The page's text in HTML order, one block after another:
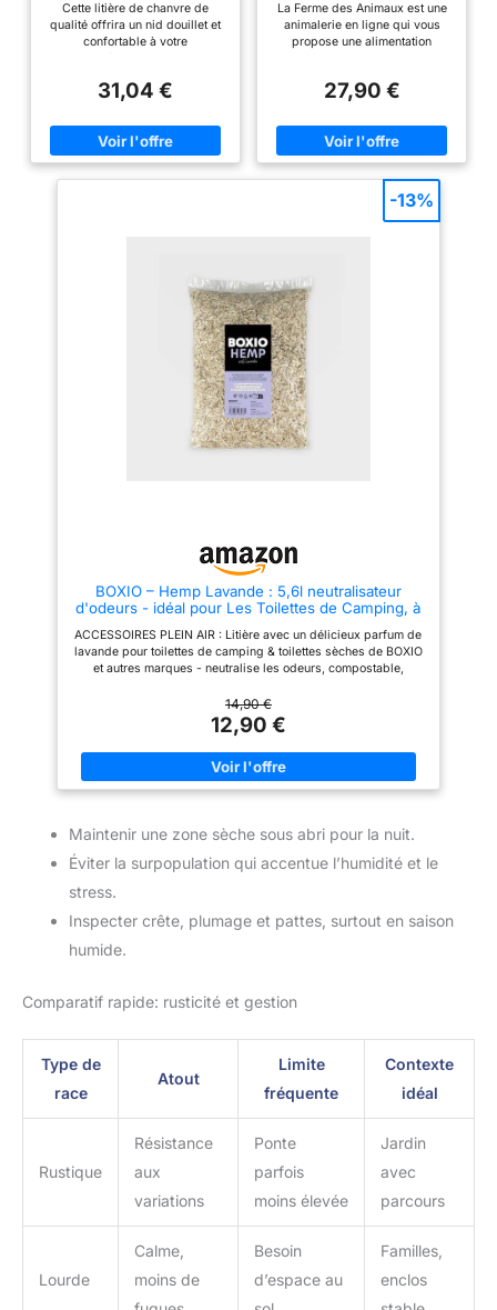
100 litres (10 kg)
Cette litière de chanvre de
qualité offrira un nid douillet et
confortable à votre
et facile d'utilisation, elle est
parfaite hygiène. Absorbe 5 fois
son volume et capte les odeurs.
Granulométrie fine pour une
souris... et volailles.
31,04 €
La Ferme des Animaux est une
animalerie en ligne qui vous
propose une alimentation
de compagnie. Vous retrouverez
aliments médicalisés pour chien
et pour chat. La Ferme des
Animaux est à votre disposition
choix de vos produits, de
l'arbre à chat à la cage de
transport pour chien. Chez La
Que ce soit pour l’alimentation,
jouet, toilettage, habitat,
hygiène, gamelle, nous
sélectionnons ce qu’il se fait de
27,90 €
BOXIO – Hemp Lavande : 5,6l neutralisateur
d'odeurs - idéal pour Les Toilettes de Camping, à
séparation et à Compost, mais Aussi comme litière
pour Hamsters, Lapins et Petits Animaux
ACCESSOIRES PLEIN AIR : Litière avec un délicieux parfum de
lavande pour toilettes de camping & toilettes sèches de BOXIO
et autres marques - neutralise les odeurs, compostable,
chanvre pour rongeurs, hamsters et poules est une bonne
alternative aux copeaux de bois et à la sciure, surtout pour les
animaux sensibles. GRANDE COMMISSION : La litière de
chanvre est exempte de poussière, particulièrement
absorbante et donc parfaitement adaptée à l'utilisation de
toilettes à séparation dans ton véhicule ou ton abri de jardin.
produits chimiques avec tes toilettes à séparation en voyage et
14,90 €
12,90 €
-13%
Maintenir une zone sèche sous abri pour la nuit.
Éviter la surpopulation qui accentue l’humidité et le
stress.
Inspecter crête, plumage et pattes, surtout en saison
humide.
Comparatif rapide: rusticité et gestion
Type de
race
Atout
Limite
fréquente
Contexte
idéal
Rustique
Résistance
aux
variations
Ponte
parfois
moins élevée
Jardin
avec
parcours
Lourde
Calme,
moins de
Besoin
d’espace au
Familles,
enclos